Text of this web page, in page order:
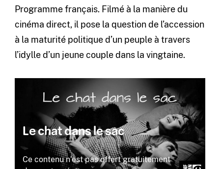
Programme français. Filmé à la manière du
cinéma direct, il pose la question de l’accession
à la maturité politique d’un peuple à travers
l’idylle d’un jeune couple dans la vingtaine.